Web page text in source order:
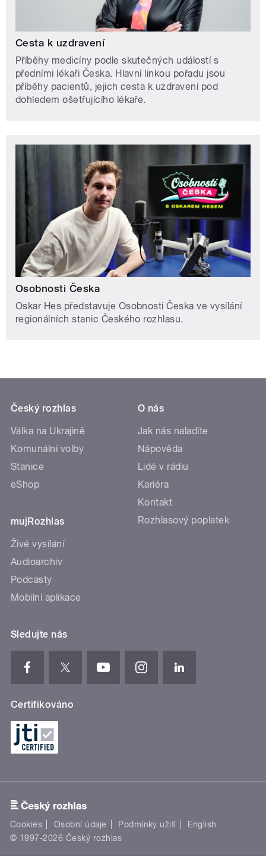
Cesta k uzdravení
Příběhy medicíny podle skutečných událostí s
předními lékaři Česka. Hlavní linkou pořadu jsou
příběhy pacientů, jejich cesta k uzdravení pod
dohledem ošetřujícího lékaře.
Osobnosti Česka
Oskar Hes představuje Osobnosti Česka ve vysílání
regionálních stanic Českého rozhlasu.
Český rozhlas
Válka na Ukrajině
Komunální volby
Stanice
eShop
mujRozhlas
Živé vysílání
Audioarchiv
Podcasty
Mobilní aplikace
O nás
Jak nás naladíte
Nápověda
Lidé v rádiu
Kariéra
Kontakt
Rozhlasový poplatek
Sledujte nás
Certifikováno
Cookies Osobní údaje Podmínky užití
English
© 1997-2026 Český rozhlas